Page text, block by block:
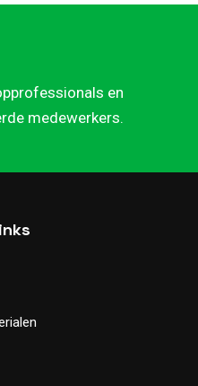
en
medewerkers.